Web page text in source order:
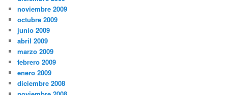
noviembre 2009
octubre 2009
junio 2009
abril 2009
marzo 2009
febrero 2009
enero 2009
diciembre 2008